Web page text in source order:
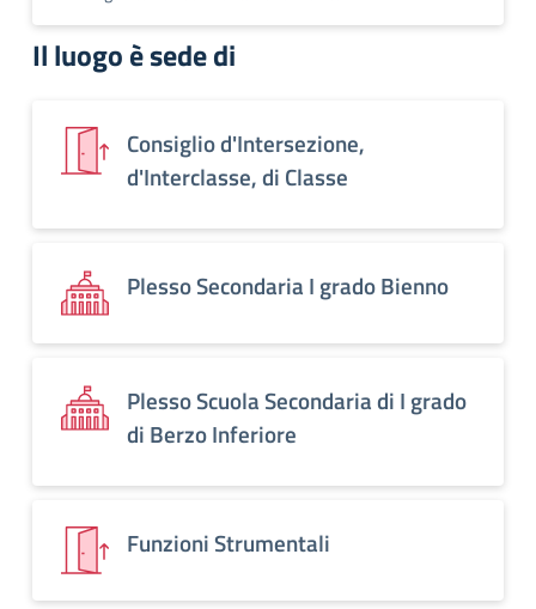
Il luogo è sede di
Consiglio d'Intersezione,
d'Interclasse, di Classe
Plesso Secondaria I grado Bienno
Plesso Scuola Secondaria di I grado
di Berzo Inferiore
Funzioni Strumentali